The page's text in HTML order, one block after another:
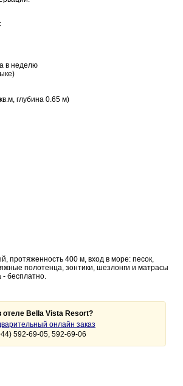
в неделю
глубина 0.65 м)
протяженность 400 м, вход в море: песок,
полотенца, зонтики, шезлонги и матрасы
- бесплатно.
отеле Bella Vista Resort?
онлайн заказ
592-69-05, 592-69-06